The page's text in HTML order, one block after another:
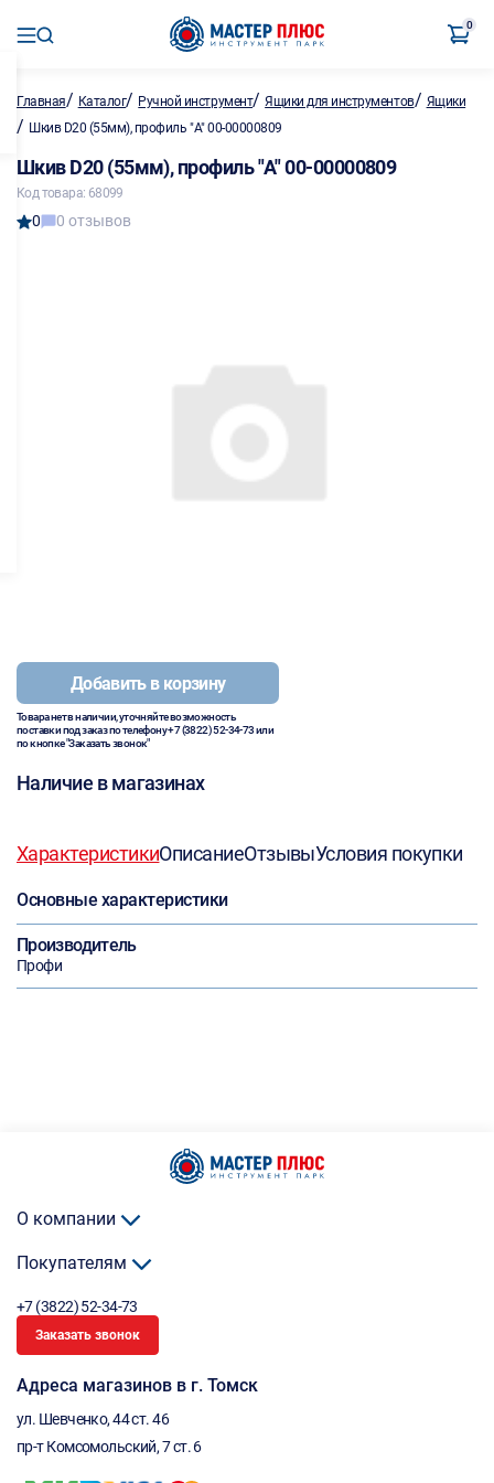
0
Главная/ Каталог/ Ручной инструмент/Ящики для инструментов/ Ящики
/ Шкив D20 (55мм), профиль "A" 00-00000809
Шкив D20 (55мм), профиль "A" 00-00000809
Код товара: 68099
0 0 отзывов
Добавить в корзину
Товара нет в наличии, уточняйте возможность
поставки под заказ по телефону+7 (3822) 52-34-73или
по кнопке "Заказать звонок"
Наличие в магазинах
ХарактеристикиОписаниеОтзывыУсловия покупки
Основные характеристики
Производитель
Профи
О компании
Покупателям
+7 (3822) 52-34-73
Заказать звонок
Адреса магазинов в г. Томск
ул. Шевченко, 44 ст. 46
пр-т Комсомольский, 7 ст. 6